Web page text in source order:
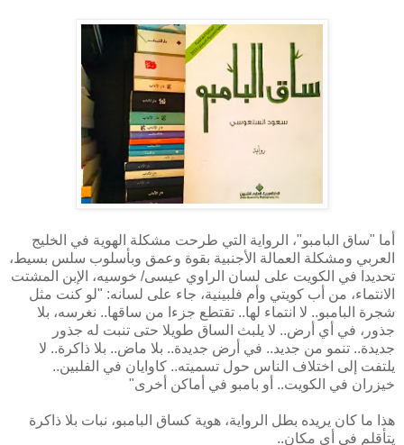
أما "ساق البامبو"، الرواية التي طرحت مشكلة الهوية في الخليج
العربي ومشكلة العمالة الأجنبية بقوة وعمق وبأسلوب سلس بسيط،
تحديدا في الكويت على لسان الراوي عيسى/ خوسيه، الإبن المشتت
الانتماء، من أب كويتي وأم فلبينية، جاء على لسانه: "لو كنت مثل
شجرة البامبو.. لا انتماء لها.. تقتطع جزءا من ساقها.. نغرسه، بلا
جذور، في أي أرض.. لا يلبث الساق طويلا حتى تنبت له جذور
جديدة.. تنمو من جديد.. في أرض جديدة.. بلا ماض.. بلا ذاكرة.. لا
يلتفت إلى اختلاف الناس حول تسميته.. كاوايان في الفلبين..
خيزران في الكويت.. أو بامبو في أماكن أخرى"
هذا ما كان يريده بطل الرواية، هوية كساق البامبو، نبات بلا ذاكرة
يتأقلم في أي مكان..